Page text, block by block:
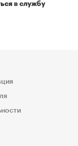
в службу